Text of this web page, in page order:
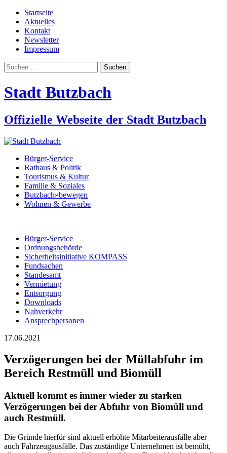
Startseite
Aktuelles
Kontakt
Newsletter
Impressum
Suchen
nach:
Stadt Butzbach
Offizielle Webseite der Stadt Butzbach
Bürger-Service
Rathaus & Politik
Tourismus & Kultur
Familie & Soziales
Butzbach»bewegen
Wohnen & Gewerbe
Bürger-Service
Ordnungsbehörde
Sicherheitsinitiative KOMPASS
Fundsachen
Standesamt
Vermietung
Entsorgung
Downloads
Nahverkehr
Ansprechpersonen
17.06.2021
Verzögerungen bei der Müllabfuhr im
Bereich Restmüll und Biomüll
Aktuell kommt es immer wieder zu starken
Verzögerungen bei der Abfuhr von Biomüll und
auch Restmüll.
Die Gründe hierfür sind aktuell erhöhte Mitarbeiterausfälle aber
auch Fahrzeugausfälle. Das zuständige Unternehmen ist bemüht,